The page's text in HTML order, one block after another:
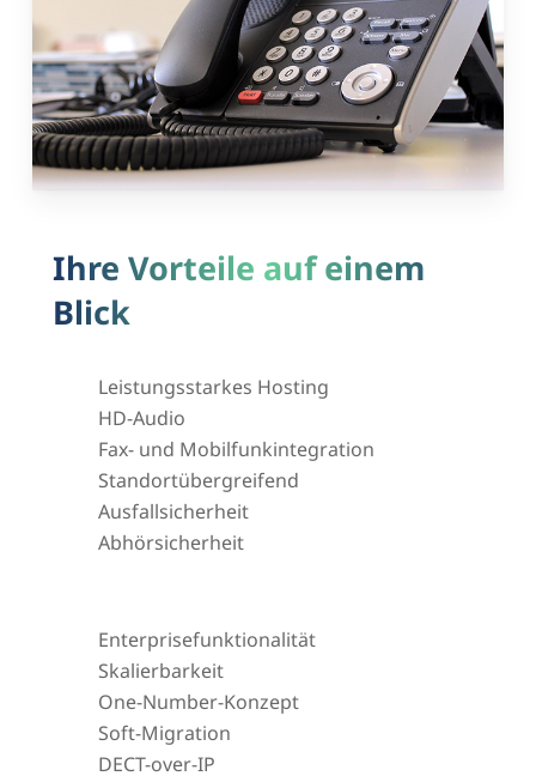
Ihre Vorteile auf einem
Blick
Leistungsstarkes Hosting
HD-Audio
Fax- und Mobilfunkintegration
Standortübergreifend
Ausfallsicherheit
Abhörsicherheit
Enterprisefunktionalität
Skalierbarkeit
One-Number-Konzept
Soft-Migration
DECT-over-IP